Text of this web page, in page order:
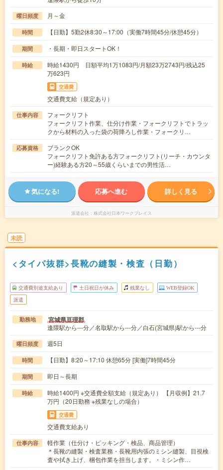
曜日頻度 月～金
時間 【日勤】5勤2休8:30～17:00（実働7時間45分/休憩45分）
期間 ・長期・即日スタートOK！
時給
時給1430円 日額平均1万1083円/月額23万2743円/残込25
万623円
交通費
交通費支給（規定あり）
仕事内容
フォークリフト
フォークリフト作業、仕分け作業・フォークリフトでトラッ
クから材料の入った袋の荷降ろし作業・フォークリ…
応募資格
ブランクOK
フォークリフト免許ある方フォークリフト(リーチ・カウンタ
ー)経験ある方20～55歳くらいまでの男性活…
気になる! 応募へ進む 詳しく見る
派遣会社 株式会社日本ワークプレイス
未読
<タイパ抜群>長靴の縫製・検査（日勤）
交通費別途支給あり 土日祝日が休み 残業なし WEB登録OK
派遣
勤務地 宮城県亘理郡
逢隈駅から---分／名取駅から---分／白石(宮城県)駅から---分
曜日頻度 週5日
時間 【日勤】8:20～17:10 休憩65分 [実働]7時間45分
期間 即日～長期
時給
時給1400円 ※交通費全額支給（規定あり） 【月収例】21.7
万円（20日勤務 ※残業なしの場合）
交通費
交通費支給あり
仕事内容
軽作業（仕分け・ピッキング・検品、商品管理）
＊長靴の縫製・検査業務・長靴用内張のミシン縫製、目視検
査や拭き上げ、梱包作業を担当します。・ミシン作…